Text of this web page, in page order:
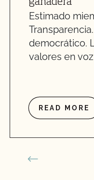
Estimado
democrático.
valores en voz
READ MORE